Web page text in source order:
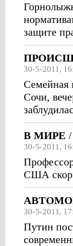
защите
30-5-2011,
Семейная
Сочи,
В МИРЕ /
30-5-2011,
США
30-5-2011,
Путин